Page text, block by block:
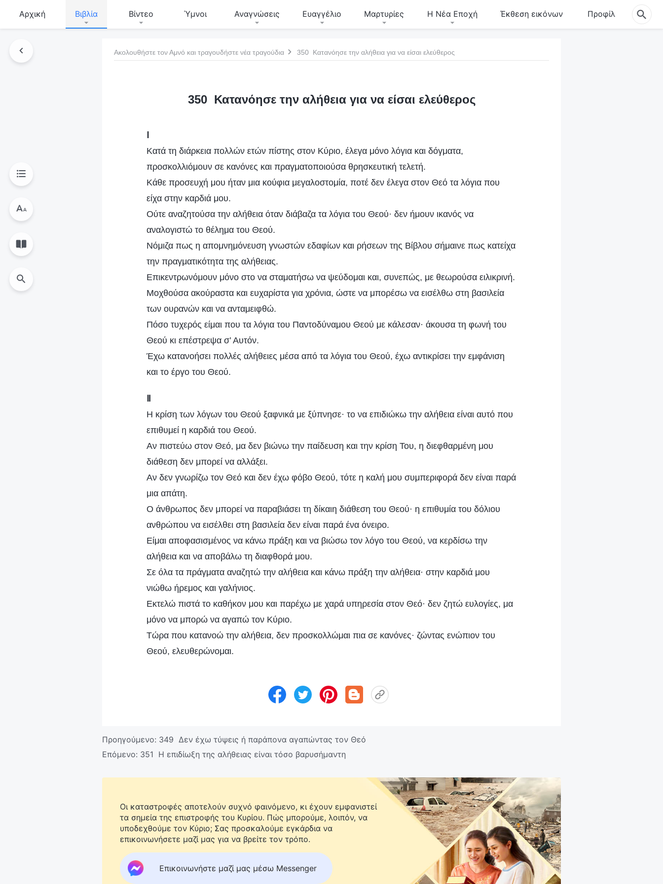
Αρχική Βιβλία Βίντεο Ύμνοι Αναγνώσεις Ευαγγέλιο Μαρτυρίες Η Νέα Εποχή Έκθεση εικόνων Προφίλ
Ακολουθήστε τον Αμνό και τραγουδήστε νέα τραγούδια 350 Κατανόησε την αλήθεια για να είσαι ελεύθερος
350 Κατανόησε την αλήθεια για να είσαι ελεύθερος
Κατά τη διάρκεια πολλών ετών πίστης στον Κύριο, έλεγα μόνο λόγια και δόγματα,
προσκολλιόμουν σε κανόνες και πραγματοποιούσα θρησκευτική τελετή.
Κάθε προσευχή μου ήταν μια κούφια μεγαλοστομία, ποτέ δεν έλεγα στον Θεό τα λόγια που
είχα στην καρδιά μου.
Ούτε αναζητούσα την αλήθεια όταν διάβαζα τα λόγια του Θεού· δεν ήμουν ικανός να
αναλογιστώ το θέλημα του Θεού.
Νόμιζα πως η απομνημόνευση γνωστών εδαφίων και ρήσεων της Βίβλου σήμαινε πως κατείχα
την πραγματικότητα της αλήθειας.
Επικεντρωνόμουν μόνο στο να σταματήσω να ψεύδομαι και, συνεπώς, με θεωρούσα ειλικρινή.
Μοχθούσα ακούραστα και ευχαρίστα για χρόνια, ώστε να μπορέσω να εισέλθω στη βασιλεία
των ουρανών και να ανταμειφθώ.
Πόσο τυχερός είμαι που τα λόγια του Παντοδύναμου Θεού με κάλεσαν· άκουσα τη φωνή του
Θεού κι επέστρεψα σ’ Αυτόν.
Έχω κατανοήσει πολλές αλήθειες μέσα από τα λόγια του Θεού, έχω αντικρίσει την εμφάνιση
και το έργο του Θεού.
Η κρίση των λόγων του Θεού ξαφνικά με ξύπνησε· το να επιδιώκω την αλήθεια είναι αυτό που
επιθυμεί η καρδιά του Θεού.
Αν πιστεύω στον Θεό, μα δεν βιώνω την παίδευση και την κρίση Του, η διεφθαρμένη μου
διάθεση δεν μπορεί να αλλάξει.
Αν δεν γνωρίζω τον Θεό και δεν έχω φόβο Θεού, τότε η καλή μου συμπεριφορά δεν είναι παρά
μια απάτη.
Ο άνθρωπος δεν μπορεί να παραβιάσει τη δίκαιη διάθεση του Θεού· η επιθυμία του δόλιου
ανθρώπου να εισέλθει στη βασιλεία δεν είναι παρά ένα όνειρο.
Είμαι αποφασισμένος να κάνω πράξη και να βιώσω τον λόγο του Θεού, να κερδίσω την
αλήθεια και να αποβάλω τη διαφθορά μου.
Σε όλα τα πράγματα αναζητώ την αλήθεια και κάνω πράξη την αλήθεια· στην καρδιά μου
νιώθω ήρεμος και γαλήνιος.
Εκτελώ πιστά το καθήκον μου και παρέχω με χαρά υπηρεσία στον Θεό· δεν ζητώ ευλογίες, μα
μόνο να μπορώ να αγαπώ τον Κύριο.
Τώρα που κατανοώ την αλήθεια, δεν προσκολλώμαι πια σε κανόνες· ζώντας ενώπιον του
Θεού, ελευθερώνομαι.
Προηγούμενο: 349 Δεν έχω τύψεις ή παράπονα αγαπώντας τον Θεό
Επόμενο: 351 Η επιδίωξη της αλήθειας είναι τόσο βαρυσήμαντη
Οι καταστροφές αποτελούν συχνό φαινόμενο, κι έχουν εμφανιστεί
τα σημεία της επιστροφής του Κυρίου. Πώς μπορούμε, λοιπόν, να
υποδεχθούμε τον Κύριο; Σας προσκαλούμε εγκάρδια να
επικοινωνήσετε μαζί μας για να βρείτε τον τρόπο.
Επικοινωνήστε μαζί μας μέσω Messenger